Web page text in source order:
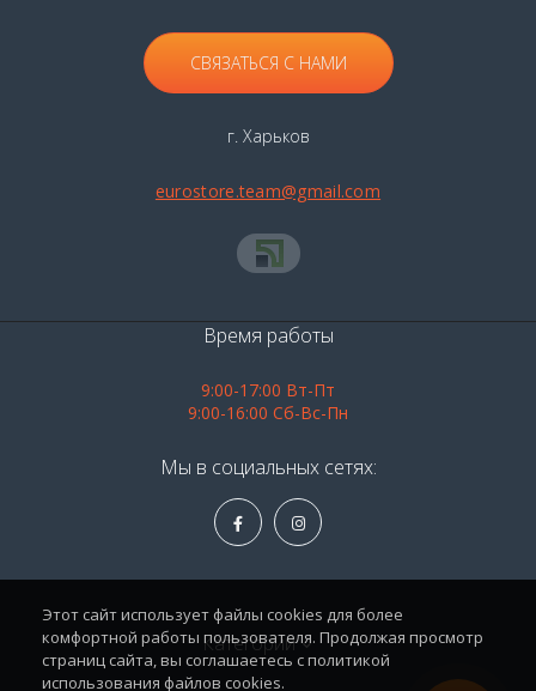
СВЯЗАТЬСЯ С НАМИ
г. Харьков
eurostore.team@gmail.com
Категории
Время работы
9:00-17:00 Вт-Пт
9:00-16:00 Сб-Вс-Пн
Мы в социальных сетях:
Этот сайт использует файлы cookies для более
комфортной работы пользователя. Продолжая просмотр
страниц сайта, вы соглашаетесь с политикой
использования файлов cookies.